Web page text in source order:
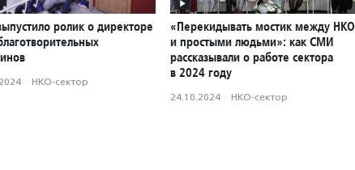
ролик о директоре
· НКО-сектор
«Перекидывать мостик между НКО
и простыми людьми»: как СМИ
рассказывали о работе сектора
в 2024 году
24.10.2024 · НКО-сектор